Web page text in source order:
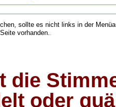
sollte es nicht links in der
vorhanden..
die
oder